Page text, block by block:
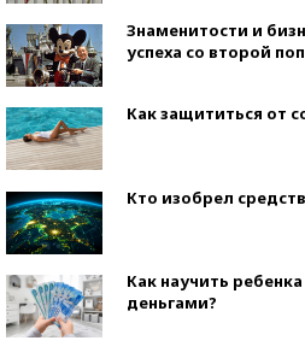
Знаменитости и
успеха со второй
Как защититься от
Кто изобрел
Как научить
деньгами?